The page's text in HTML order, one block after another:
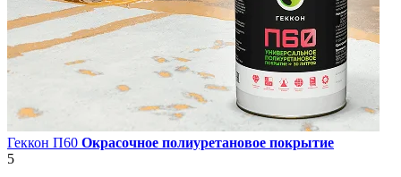
Геккон П60 Окрасочное полиуретановое покрытие
5